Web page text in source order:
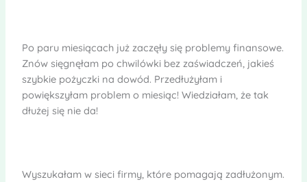
Po paru miesiącach już zaczęły się problemy finansowe.
Znów sięgnęłam po chwilówki bez zaświadczeń, jakieś
szybkie pożyczki na dowód. Przedłużyłam i
powiększyłam problem o miesiąc! Wiedziałam, że tak
dłużej się nie da!
Wyszukałam w sieci firmy, które pomagają zadłużonym.